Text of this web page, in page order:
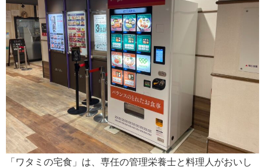
「ワタミの宅食」は、専任の管理栄養士と料理人がおいし